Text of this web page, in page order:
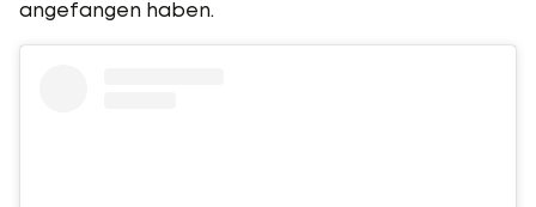
angefangen haben.